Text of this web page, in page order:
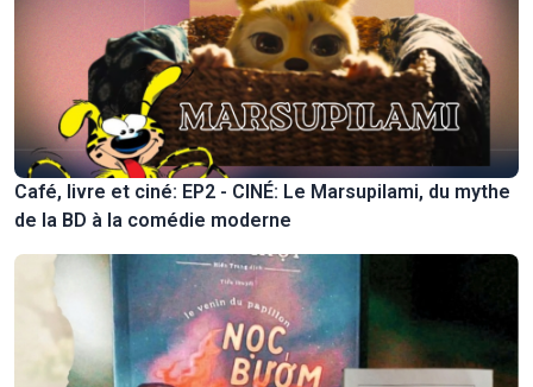
Café, livre et ciné: EP2 - CINÉ: Le Marsupilami, du mythe
de la BD à la comédie moderne